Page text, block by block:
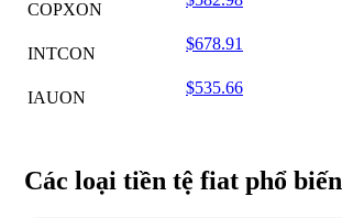
COPXON
INTCON
$678.91
IAUON
$535.66
Các loại tiền tệ fiat phổ biến